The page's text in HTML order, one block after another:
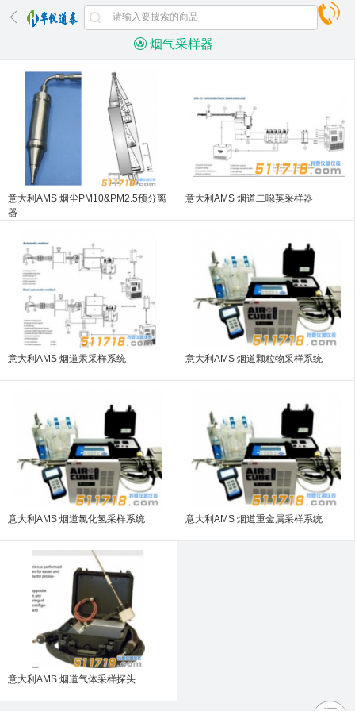
烟气采样器
意大利AMS 烟尘PM10&PM2.5预分离
器
意大利AMS 烟道二噁英采样器
意大利AMS 烟道汞采样系统 意大利AMS 烟道颗粒物采样系统
意大利AMS 烟道氯化氢采样系统 意大利AMS 烟道重金属采样系统
意大利AMS 烟道气体采样探头